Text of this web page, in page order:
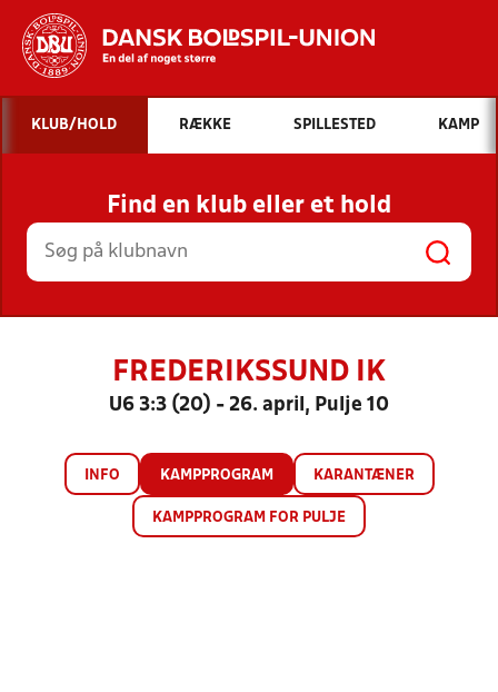
Hvad vil du søge efter?
INDHOLD OG NYHEDER
STILLINGER, RESULTATER, KLUBBER OG
HOLD
KLUB/HOLD RÆKKE SPILLESTED KAMP
Find en klub eller et hold
FREDERIKSSUND IK
U6 3:3 (20) - 26. april, Pulje 10
INFO KAMPPROGRAM KARANTÆNER
KAMPPROGRAM FOR PULJE